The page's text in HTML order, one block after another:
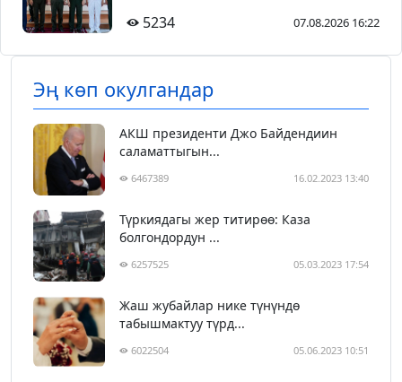
5234 07.08.2026 16:22
Эң көп окулгандар
АКШ президенти Джо Байдендиин
саламаттыгын...
6467389 16.02.2023 13:40
Түркиядагы жер титирөө: Каза
болгондордун ...
6257525 05.03.2023 17:54
Жаш жубайлар нике түнүндө
табышмактуу түрд...
6022504 05.06.2023 10:51